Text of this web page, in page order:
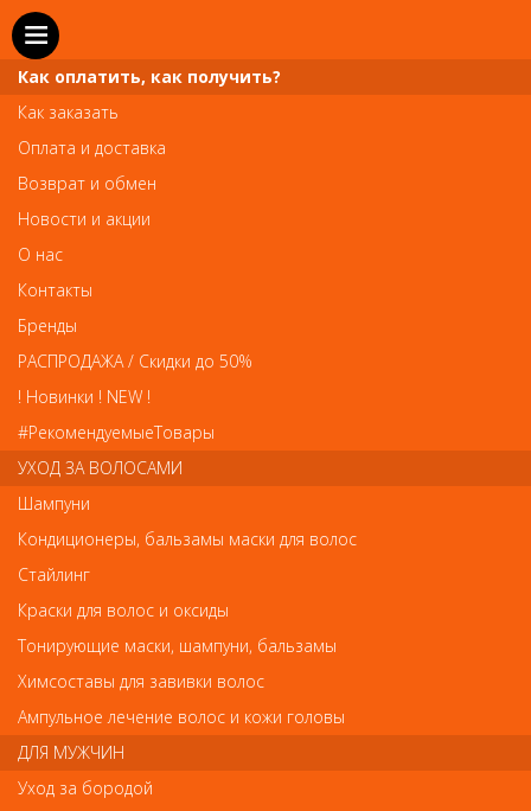
SEO
Щипцы для выпрямления волос GA MA от Ga Ma
Щипцы для выпрямления волос GA MA
Арт.1000
2 990
Нет в наличии
Как оплатить, как получить?
Как заказать
Оплата и доставка
Возврат и обмен
Новости и акции
О нас
Контакты
Бренды
РАСПРОДАЖА / Скидки до 50%
! Новинки ! NEW !
#РекомендуемыеТовары
УХОД ЗА ВОЛОСАМИ
Шампуни
Кондиционеры, бальзамы маски для волос
Стайлинг
Краски для волос и оксиды
Тонирующие маски, шампуни, бальзамы
Химсоставы для завивки волос
Ампульное лечение волос и кожи головы
ДЛЯ МУЖЧИН
Уход за бородой